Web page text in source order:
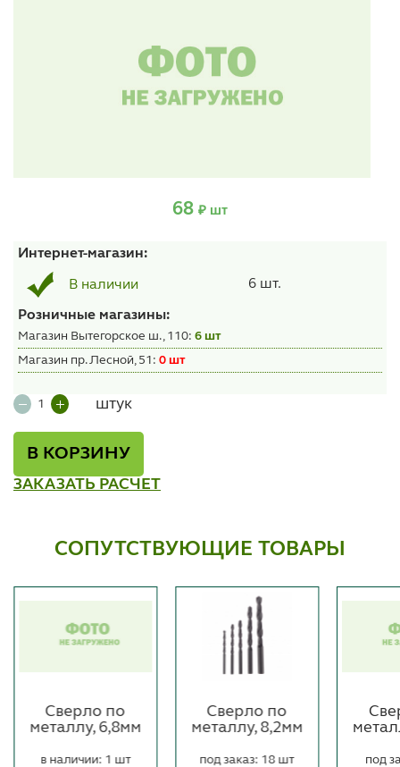
68 ₽ шт
Интернет-магазин:
В наличии 6 шт.
Розничные магазины:
Магазин Вытегорское ш., 110: 6 шт
Магазин пр. Лесной, 51: 0 шт
штук
В КОРЗИНУ
ЗАКАЗАТЬ РАСЧЕТ
СОПУТСТВУЮЩИЕ ТОВАРЫ
Сверло по
металлу, 6,8мм
в наличии: 1 шт
Сверло по
металлу, 8,2мм
под заказ: 18 шт под